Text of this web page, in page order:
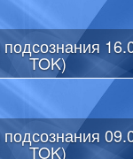
подсознания
TOK)
подсознания
TOK)